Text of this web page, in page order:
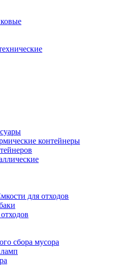
контейнеры
для отходов
сбора мусора